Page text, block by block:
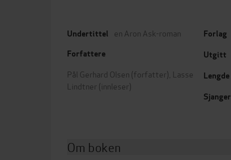
Undertittel en Aron Ask-roman
Forfattere
Pål Gerhard Olsen (forfatter),
Lasse
Lindtner (innleser)
Forlag
Utgitt
Lengde
Sjanger
Om boken